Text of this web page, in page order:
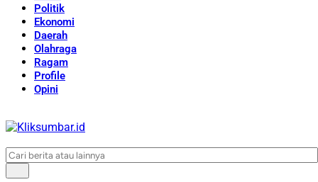
Politik
Ekonomi
Daerah
Olahraga
Ragam
Profile
Opini